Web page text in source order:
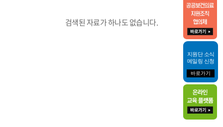
검색된 자료가 하나도 없습니다.
지원단 소식
메일링 신청
바로가기